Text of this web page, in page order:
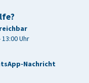
Uhr
Nachricht